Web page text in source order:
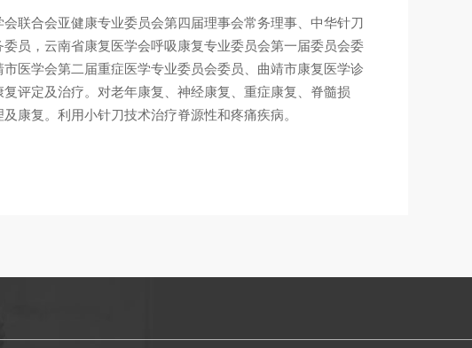
联合会亚健康专业委员会第四届理事会常务理事、中华针刀
员，云南省康复医学会呼吸康复专业委员会第一届委员会委
医学会第二届重症医学专业委员会委员、曲靖市康复医学诊
评定及治疗。对老年康复、神经康复、重症康复、脊髓损
康复。利用小针刀技术治疗脊源性和疼痛疾病。